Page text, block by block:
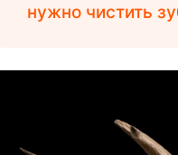
нужно чистить